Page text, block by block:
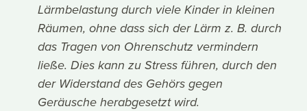
Lärmbelastung durch viele Kinder in kleinen
Räumen, ohne dass sich der Lärm z. B. durch
das Tragen von Ohrenschutz vermindern
ließe. Dies kann zu Stress führen, durch den
der Widerstand des Gehörs gegen
Geräusche herabgesetzt wird.